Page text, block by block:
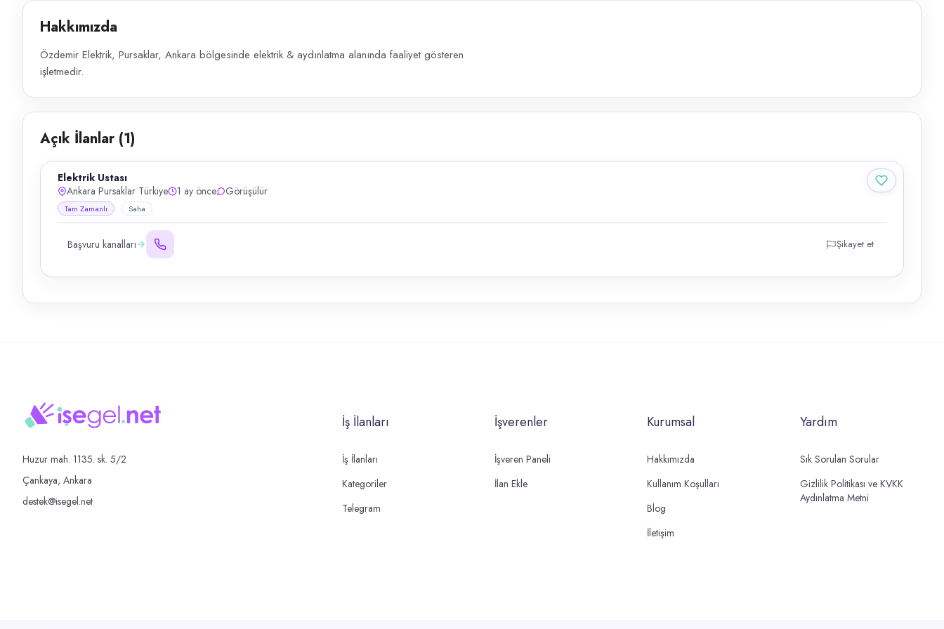
Hakkımızda
Özdemir Elektrik, Pursaklar, Ankara bölgesinde elektrik & aydınlatma alanında faaliyet gösteren
işletmedir.
Açık İlanlar (1)
Elektrik Ustası
Ankara Pursaklar Türkiye
1 ay önce Görüşülür
Tam Zamanlı Saha
Başvuru kanalları Şikayet et
Huzur mah. 1135. sk. 5/2
Çankaya, Ankara
destek@isegel.net
İş İlanları
İş İlanları
Kategoriler
Telegram
İşverenler
İşveren Paneli
İlan Ekle
Kurumsal
Hakkımızda
Kullanım Koşulları
Blog
İletişim
Yardım
Sık Sorulan Sorular
Gizlilik Politikası ve KVKK
Aydınlatma Metni